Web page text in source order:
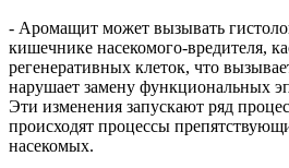
- Аромащит может вызывать
кишечнике насекомого-вредителя,
регенеративных клеток, что
нарушает замену функциональных
Эти изменения запускают ряд
происходят процессы
насекомых.